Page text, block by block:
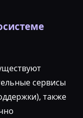
сервисы
также